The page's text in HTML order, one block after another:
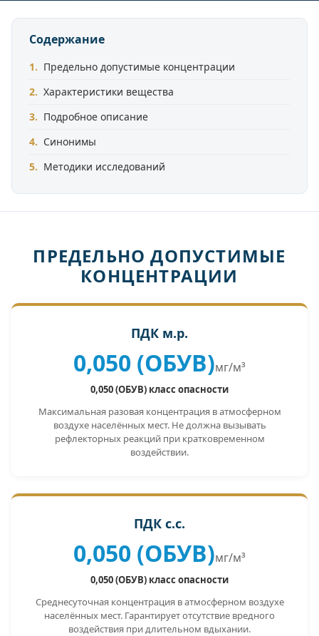
Содержание
Предельно допустимые концентрации
Характеристики вещества
Подробное описание
Синонимы
Методики исследований
ПРЕДЕЛЬНО ДОПУСТИМЫЕ
КОНЦЕНТРАЦИИ
ПДК м.р.
0,050 (ОБУВ)мг/м³
0,050 (ОБУВ) класс опасности
Максимальная разовая концентрация в атмосферном
воздухе населённых мест. Не должна вызывать
рефлекторных реакций при кратковременном
воздействии.
ПДК с.с.
0,050 (ОБУВ)мг/м³
0,050 (ОБУВ) класс опасности
Среднесуточная концентрация в атмосферном воздухе
населённых мест. Гарантирует отсутствие вредного
воздействия при длительном вдыхании.